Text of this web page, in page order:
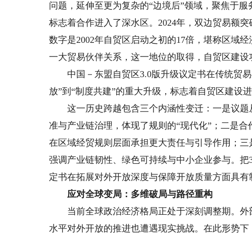
问题，延伸至更为复杂的“边境后”领域，聚焦于
标志着合作进入了深水区。2024年，双边贸易额
数字是2002年自贸区启动之初的17倍，堪称区域
一大贸易伙伴关系，这一地位的取得，自贸区建设
中国－东盟自贸区3.0版升级议定书在传统贸易
放”到“制度共建”的重大升级，标志着自贸区建设
这一历史跨越包含三个内涵性变迁：一是议题
准与产业链治理，体现了规则的“现代化”；二是
在区域经贸规则层面承担更大责任与引导作用；
强调产业链韧性、绿色可持续与中小企业参与。
定书在拓展对外开放深度与保障开放质量方面具有
应对全球变局：多维破局与路径重构
当前全球政治经济格局正处于深刻调整期。外
水平对外开放的推进也遭遇现实挑战。在此形势